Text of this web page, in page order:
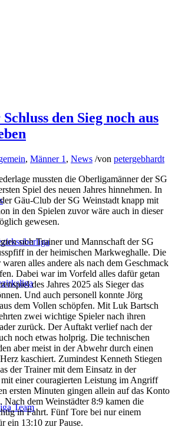
Team
den Sieg noch aus
, Männer 1 , News /von petergebhardt
mussten die Oberligamänner der SG
Spiel des neuen Jahres hinnehmen. In
Gäu-Club der SG Weinstadt knapp mit
in den Spielen zuvor wäre auch in dieser
gewesen.
sich Trainer und Mannschaft der SG
in der heimischen Markweghalle. Die
alles andere als nach dem Geschmack
Dabei war im Vorfeld alles dafür getan
des Jahres 2025 als Sieger das
Und auch personell konnte Jörg
dem Vollen schöpfen. Mit Luk Bartsch
zwei wichtige Spieler nach ihren
zurück. Der Auftakt verlief nach der
noch etwas holprig. Die technischen
aber meist in der Abwehr durch einen
kaschiert. Zumindest Kenneth Stiegen
der Trainer mit dem Einsatz in der
mit einer couragierten Leistung im Angriff
ersten Minuten gingen allein auf das Konto
Nach dem Weinstädter 8:9 kamen die
in Fahrt. Fünf Tore bei nur einem
ein 13:10 zur Pause.